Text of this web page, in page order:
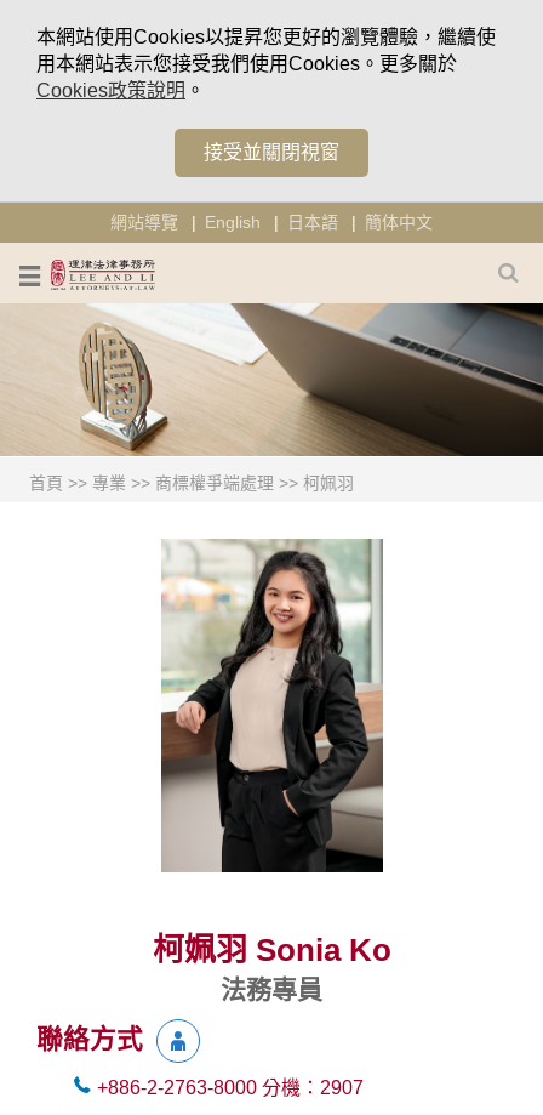
本網站使用Cookies以提昇您更好的瀏覽體驗，繼續使
用本網站表示您接受我們使用Cookies。更多關於
Cookies政策說明 。
接受並關閉視窗
網站導覽 English 日本語 簡体中文
首頁 >> 專業 >> 商標權爭端處理 >> 柯姵羽
柯姵羽 Sonia Ko
法務專員
聯絡方式
+886-2-2763-8000 分機： 2907